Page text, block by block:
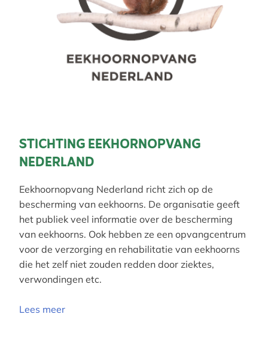
STICHTING EEKHORNOPVANG
NEDERLAND
Eekhoornopvang Nederland richt zich op de
bescherming van eekhoorns. De organisatie geeft
het publiek veel informatie over de bescherming
van eekhoorns. Ook hebben ze een opvangcentrum
voor de verzorging en rehabilitatie van eekhoorns
die het zelf niet zouden redden door ziektes,
verwondingen etc.
Lees meer